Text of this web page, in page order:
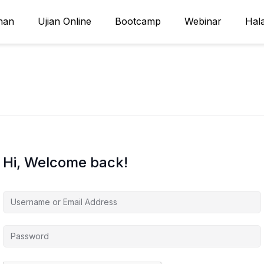
Ujian Online Bootcamp Webinar
Hi, Welcome back!